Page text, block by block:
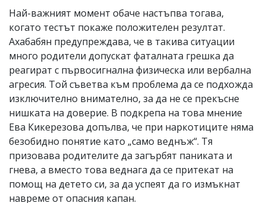
Най-важният момент обаче настъпва тогава,
когато тестът покаже положителен резултат.
Ахабабян предупреждава, че в такива ситуации
много родители допускат фаталната грешка да
реагират с първосигнална физическа или вербална
агресия. Той съветва към проблема да се подхожда
изключително внимателно, за да не се прекъсне
нишката на доверие. В подкрепа на това мнение
Ева Кикерезова допълва, че при наркотиците няма
безобидно понятие като „само веднъж“. Тя
призовава родителите да загърбят паниката и
гнева, а вместо това веднага да се притекат на
помощ на детето си, за да успеят да го измъкнат
навреме от опасния капан.